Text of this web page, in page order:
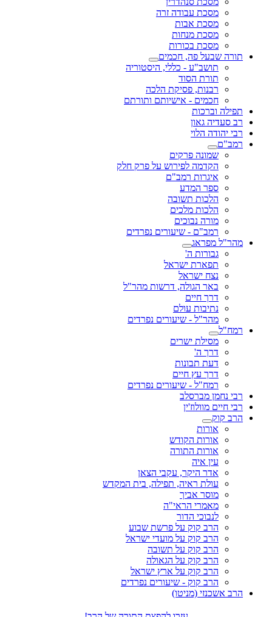
מסכת עבודה זרה
מסכת אבות
מסכת מנחות
מסכת בכורות
תורה שבעל פה, חכמים
תושב"ע - כללי, היסטוריה
תורת הסוד
רבנות, פסיקת הלכה
חכמים - אישיותם ותורתם
תפילה וברכות
רב סעדיה גאון
רבי יהודה הלוי
רמב"ם
שמונה פרקים
הקדמה לפירוש על פרק חלק
איגרות רמב"ם
ספר המדע
הלכות תשובה
הלכות מלכים
מורה נבוכים
רמב"ם - שיעורים נפרדים
מהר"ל מפראג
גבורות ה'
תפארת ישראל
נצח ישראל
באר הגולה, דרשות מהר"ל
דרך חיים
נתיבות עולם
מהר"ל - שיעורים נפרדים
רמח"ל
מסילת ישרים
דרך ה'
דעת תבונות
דרך עץ חיים
רמח"ל - שיעורים נפרדים
רבי נחמן מברסלב
רבי חיים מוולוז'ין
הרב קוק
אורות
אורות הקודש
אורות התורה
עין איה
אדר היקר, עקבי הצאן
עולת ראיה, תפילה, בית המקדש
מוסר אביך
מאמרי הראי"ה
לנבוכי הדור
הרב קוק על פרשת שבוע
הרב קוק על מועדי ישראל
הרב קוק על תשובה
הרב קוק על הגאולה
הרב קוק על ארץ ישראל
הרב קוק - שיעורים נפרדים
הרב אשכנזי (מניטו)